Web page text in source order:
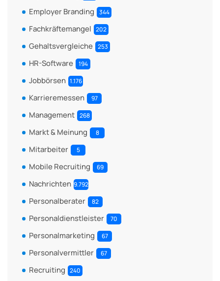
Employer Branding 344
Fachkräftemangel 202
Gehaltsvergleiche 253
HR-Software 194
Jobbörsen 1.176
Karrieremessen 97
Management 268
Markt & Meinung 8
Mitarbeiter 5
Mobile Recruiting 69
Nachrichten 9.792
Personalberater 82
Personaldienstleister 70
Personalmarketing 67
Personalvermittler 67
Recruiting 240